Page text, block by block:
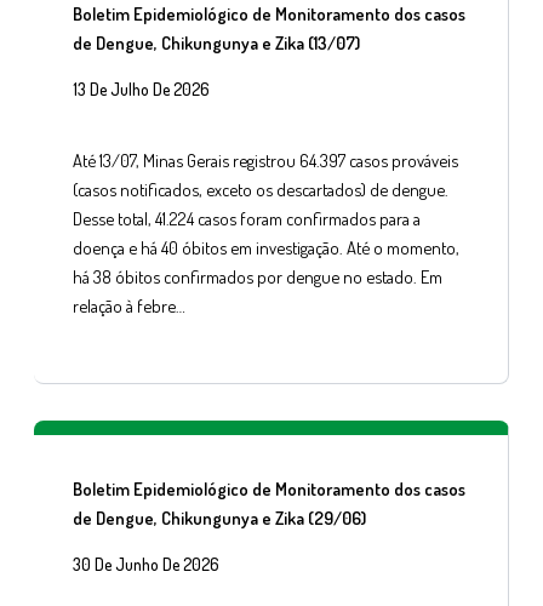
Boletim Epidemiológico de Monitoramento dos casos
de Dengue, Chikungunya e Zika (13/07)
13 De Julho De 2026
Até 13/07, Minas Gerais registrou 64.397 casos prováveis
(casos notificados, exceto os descartados) de dengue.
Desse total, 41.224 casos foram confirmados para a
doença e há 40 óbitos em investigação. Até o momento,
há 38 óbitos confirmados por dengue no estado. Em
relação à febre…
Boletim Epidemiológico de Monitoramento dos casos
de Dengue, Chikungunya e Zika (29/06)
30 De Junho De 2026